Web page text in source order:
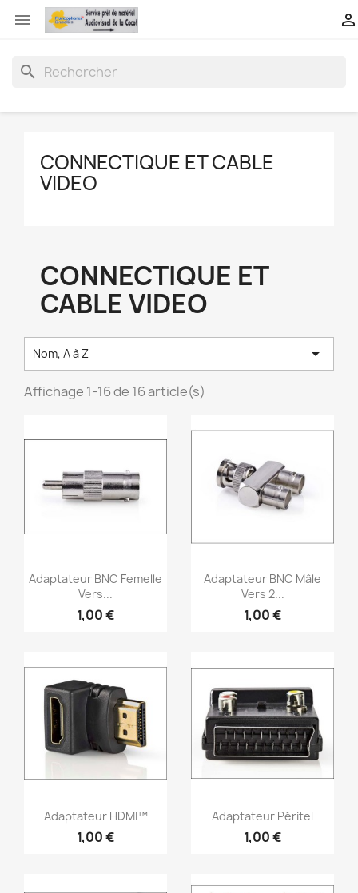
 
search
CONNECTIQUE ET CABLE
VIDEO
CONNECTIQUE ET
CABLE VIDEO
Nom, A à Z 
Affichage 1-16 de 16 article(s)
Aperçu rapide
Adaptateur BNC Femelle
Vers...
1,00 €
Aperçu rapide
Adaptateur BNC Mâle
Vers 2...
1,00 €
Aperçu rapide
Adaptateur HDMI™
1,00 €
Aperçu rapide
Adaptateur Péritel
1,00 €